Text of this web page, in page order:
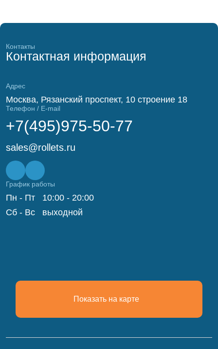
Контакты
Контактная информация
Адрес
Москва, Рязанский проспект, 10 строение 18
Телефон / E-mail
+7(495)975-50-77
sales@rollets.ru
График работы
Пн - Пт
10:00 - 20:00
Сб - Вс
выходной
Показать на карте